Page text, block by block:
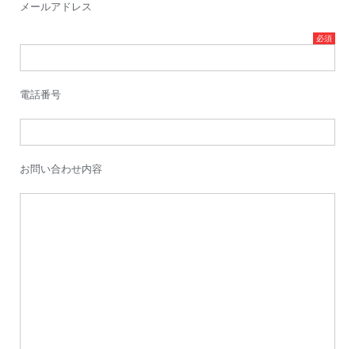
メールアドレス
電話番号
お問い合わせ内容